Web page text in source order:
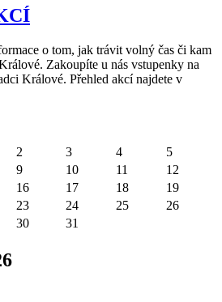
o tom, jak trávit volný čas či kam
Zakoupíte u nás vstupenky na
Králové. Přehled akcí najdete v
2 3 4
5
9 10 11
12
16 17 18
19
23 24 25
26
30 31